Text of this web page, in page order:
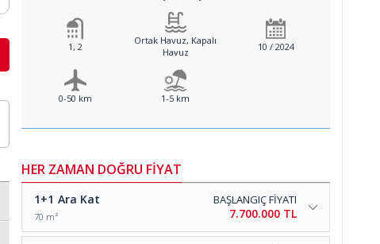
1, 2
Ortak Havuz, Kapalı
Havuz
10 / 2024
0-50 km 1-5 km
HER ZAMAN DOĞRU FİYAT
1+1 Ara Kat
70 m²
BAŞLANGIÇ FİYATI
7.700.000 TL